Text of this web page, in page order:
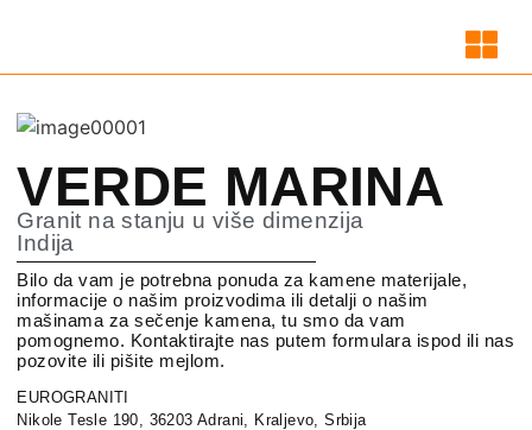
VERDE MARINA
Granit na stanju u više dimenzija
Indija
Bilo da vam je potrebna ponuda za kamene materijale,
informacije o našim proizvodima ili detalji o našim
mašinama za sečenje kamena, tu smo da vam
pomognemo. Kontaktirajte nas putem formulara ispod ili nas
pozovite ili pišite mejlom.
EUROGRANITI
Nikole Tesle 190, 36203 Adrani, Kraljevo, Srbija